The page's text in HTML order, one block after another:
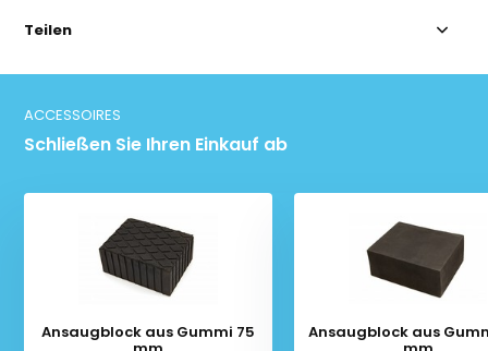
Teilen
ACCESSOIRES
Schließen Sie Ihren Einkauf ab
Ansaugblock aus Gummi 75 Ansaugblock aus